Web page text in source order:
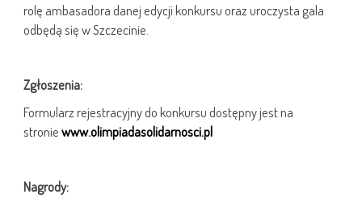
rolę ambasadora danej edycji konkursu oraz uroczysta gala
odbędą się w Szczecinie.
Zgłoszenia:
Formularz rejestracyjny do konkursu dostępny jest na
stroniewww.olimpiadasolidarnosci.pl
Nagrody: